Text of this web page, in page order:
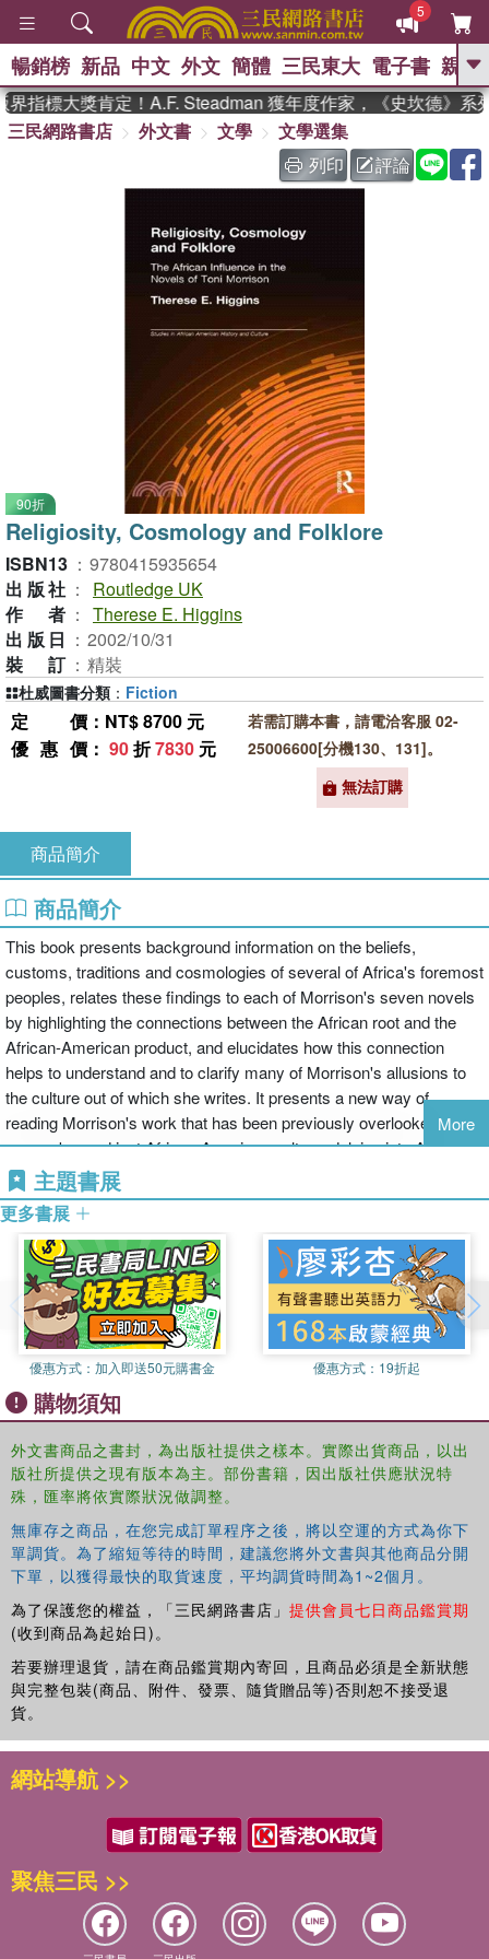
5
GO
熱搜： 東野圭吾 、
The Odyssey 、 父親節 、 如果歷
史是一群喵 、 暑期推薦 、 國際布克
登輝時代 、 數學女孩：黎曼猜想
偉大的迷走神經
暢銷榜 新品 中文 外文 簡體 三民東大 電子書 親子
指標大獎肯定！A.F. Steadman 獲年度作家，《史坎德》系
三民網路書店
外文書 文學
文學選集
列印
評論
90折
Religiosity, Cosmology and Folklore
ISBN13 ： 9780415935654
出版社 ：
Routledge UK
作者 ： Therese E. Higgins
出版日 ： 2002/10/31
裝訂 ： 精裝
定價 ：NT$ 8700 元
優惠價 ： 90折7830 元
若需訂購本書，請電洽客服 02-
25006600[分機130、131]。
無法訂購
杜威圖書分類 ： Fiction
商品簡介
商品簡介
This book presents background information on the beliefs,
customs, traditions and cosmologies of several of Africa's foremost
peoples, relates these findings to each of Morrison's seven novels
by highlighting the connections between the African root and the
African-American product, and elucidates how this connection
helps to understand and to clarify many of Morrison's allusions to
the culture out of which she writes. It presents a new way of
reading Morrison's work that has been previously overlooked, and
moves beyond just African-American culture, delving into Africa
and its people.
More
主題書展
更多書展
優惠方式： 加入即送50元購書金 優惠方式： 19折起
購物須知
外文書商品之書封，為出版社提供之樣本。實際出貨商品，以出
版社所提供之現有版本為主。部份書籍，因出版社供應狀況特
殊，匯率將依實際狀況做調整。
無庫存之商品，在您完成訂單程序之後，將以空運的方式為你下
單調貨。為了縮短等待的時間，建議您將外文書與其他商品分開
下單，以獲得最快的取貨速度，平均調貨時間為1~2個月。
為了保護您的權益，「三民網路書店」 提供會員七日商品鑑賞期
(收到商品為起始日)。
若要辦理退貨，請在商品鑑賞期內寄回，且商品必須是全新狀態
與完整包裝(商品、附件、發票、隨貨贈品等)否則恕不接受退
貨。
網站導航 >>
聚焦三民 >>